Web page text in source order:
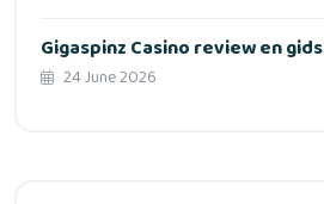
Gigaspinz Casino review en gids
24 June 2026